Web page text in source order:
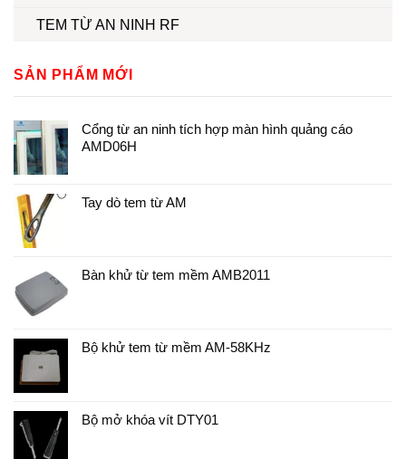
TEM TỪ AN NINH RF
SẢN PHẨM MỚI
Cổng từ an ninh tích hợp màn hình quảng cáo
AMD06H
Tay dò tem từ AM
Bàn khử từ tem mềm AMB2011
Bộ khử tem từ mềm AM-58KHz
Bộ mở khóa vít DTY01